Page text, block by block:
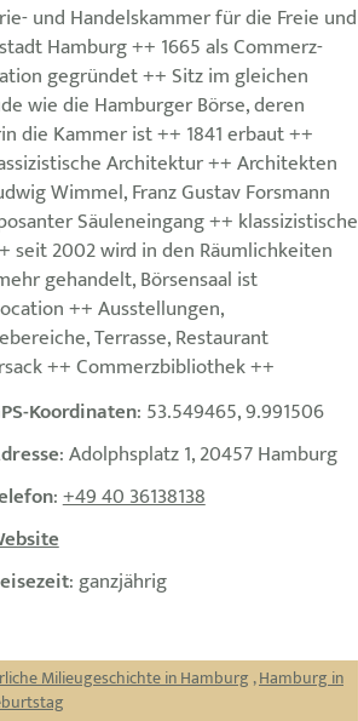
und Handelskammer für die Freie und
Hamburg ++ 1665 als Commerz-
gegründet ++ Sitz im gleichen
wie die Hamburger Börse, deren
die Kammer ist ++ 1841 erbaut ++
Architektur ++ Architekten
Wimmel, Franz Gustav Forsmann
Säuleneingang ++ klassizistische
seit 2002 wird in den Räumlichkeiten
gehandelt, Börsensaal ist
++ Ausstellungen,
Terrasse, Restaurant
++ Commerzbibliothek ++
Koordinaten: 53.549465, 9.991506
: Adolphsplatz 1, 20457 Hamburg
:+49 40 36138138
: ganzjährig
Milieugeschichte in Hamburg ,Hamburg in